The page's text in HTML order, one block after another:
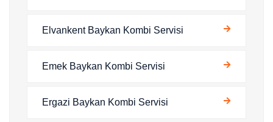
Elvankent Baykan Kombi Servisi
Emek Baykan Kombi Servisi
Ergazi Baykan Kombi Servisi